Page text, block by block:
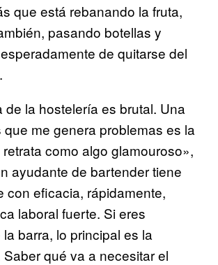
que está rebanando la fruta,
pasando botellas y
de quitarse del
de la hostelería es brutal. Una
me genera problemas es la
como algo glamouroso»,
ayudante de bartender tiene
con eficacia, rápidamente,
laboral fuerte. Si eres
barra, lo principal es la
qué va a necesitar el